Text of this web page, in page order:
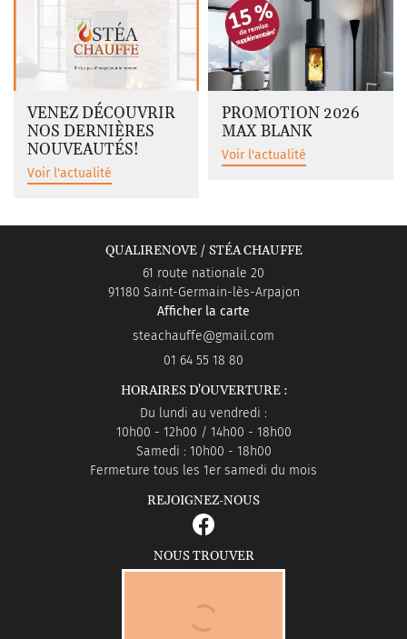
REJOIGNEZ-
VENEZ DÉCOUVRIR
NOS DERNIÈRES
NOUVEAUTÉS!
Voir l'actualité
PROMOTION 2026
MAX BLANK
Voir l'actualité
QUALIRENOVE / STÉA CHAUFFE
61 route nationale 20
91180 Saint-Germain-lès-Arpajon
Afficher la carte
01 64 55 18 80
HORAIRES D'OUVERTURE :
Du lundi au vendredi :
10h00 - 12h00 / 14h00 - 18h00
Samedi : 10h00 - 18h00
Fermeture tous les 1er samedi du mois
REJOIGNEZ-NOUS
NOUS TROUVER